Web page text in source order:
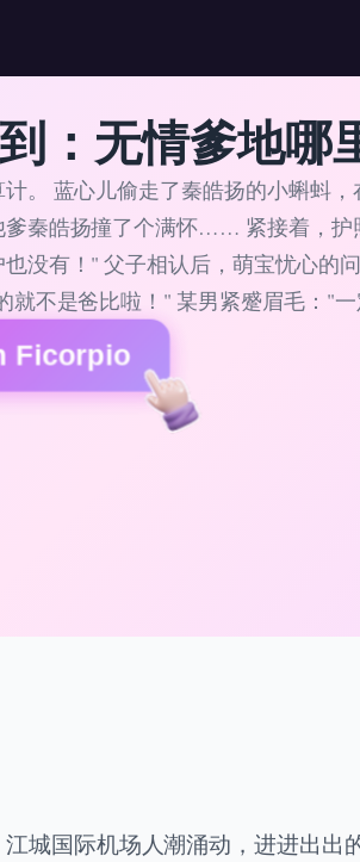
：无情爹地哪
。 蓝心儿偷走了秦皓扬的小蝌蚪
秦皓扬撞了个满怀…… 紧接着，护
也没有！" 父子相认后，萌宝忧心
就不是爸比啦！" 某男紧蹙眉毛
Ficorpio
城国际机场人潮涌动，进进出